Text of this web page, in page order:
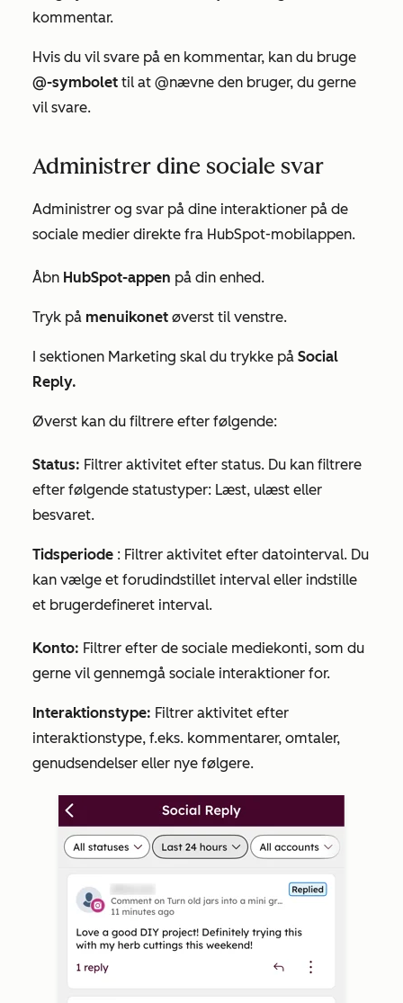
kommentar.
Hvis du vil svare på en kommentar, kan du bruge
@-symbolet til at @nævne den bruger, du gerne
vil svare.
Administrer dine sociale svar
Administrer og svar på dine interaktioner på de
sociale medier direkte fra HubSpot-mobilappen.
Åbn HubSpot-appen på din enhed.
Tryk på menuikonet øverst til venstre.
I sektionen Marketing skal du trykke på Social
Reply.
Øverst kan du filtrere efter følgende:
Status: Filtrer aktivitet efter status. Du kan filtrere
efter følgende statustyper: Læst, ulæst eller
besvaret.
Tidsperiode : Filtrer aktivitet efter datointerval. Du
kan vælge et forudindstillet interval eller indstille
et brugerdefineret interval.
Konto: Filtrer efter de sociale mediekonti, som du
gerne vil gennemgå sociale interaktioner for.
Interaktionstype: Filtrer aktivitet efter
interaktionstype, f.eks. kommentarer, omtaler,
genudsendelser eller nye følgere.